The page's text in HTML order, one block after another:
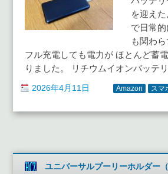
を迎え
で日常
も関わ
フル充電しても電力が ほとんど蓄
りました。 リチウムイオンバッテ
2026年4月11日 Amazon スマ
ユニバーサルプーリーホルダー